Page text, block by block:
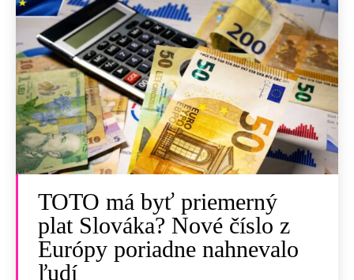
TOTO má byť priemerný
plat Slováka? Nové číslo z
Európy poriadne nahnevalo
ľudí